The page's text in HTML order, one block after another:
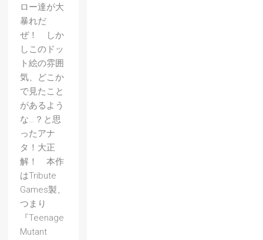
ロー達が大
暴れだ
ぜ！ しか
しこのドッ
ト絵の雰囲
気、どこか
で見たこと
があるよう
な…？と思
ったアナ
タ！大正
解！ 本作
はTribute
Games製、
つまり
『Teenage
Mutant